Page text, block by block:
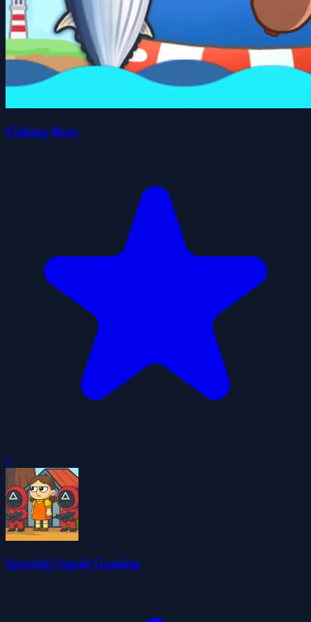
Fishing Bear
0
Sprunki Squid Gaming